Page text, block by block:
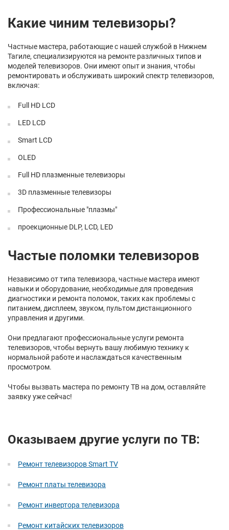
Какие чиним телевизоры?
Частные мастера, работающие с нашей службой в Нижнем
Тагиле, специализируются на ремонте различных типов и
моделей телевизоров. Они имеют опыт и знания, чтобы
ремонтировать и обслуживать широкий спектр телевизоров,
включая:
Full HD LCD
LED LCD
Smart LCD
OLED
Full HD плазменные телевизоры
3D плазменные телевизоры
Профессиональные "плазмы"
проекционные DLP, LCD, LED
Частые поломки телевизоров
Независимо от типа телевизора, частные мастера имеют
навыки и оборудование, необходимые для проведения
диагностики и ремонта поломок, таких как проблемы с
питанием, дисплеем, звуком, пультом дистанционного
управления и другими.
Они предлагают профессиональные услуги ремонта
телевизоров, чтобы вернуть вашу любимую технику к
нормальной работе и наслаждаться качественным
просмотром.
Чтобы вызвать мастера по ремонту ТВ на дом, оставляйте
заявку уже сейчас!
Оказываем другие услуги по ТВ:
Ремонт телевизоров Smart TV
Ремонт платы телевизора
Ремонт инвертора телевизора
Ремонт китайских телевизоров